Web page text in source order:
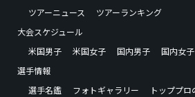
ツアーニュース
ツアーランキング
大会スケジュール
米国男子
米国女子 国内男子
国内女子
選手情報
選手名鑑
フォトギャラリー
トッププ